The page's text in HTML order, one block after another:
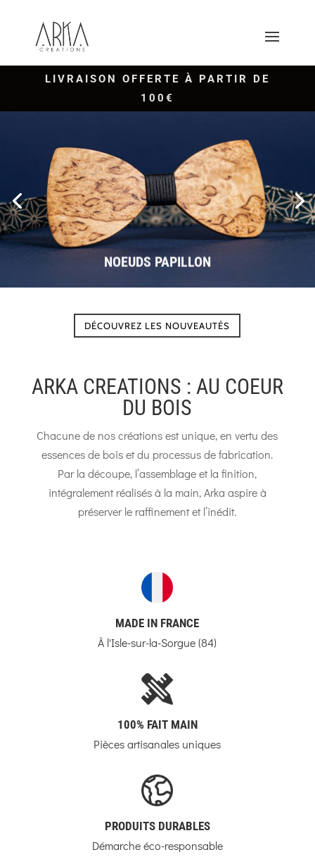
LIVRAISON OFFERTE À PARTIR DE
100€
NOEUDS PAPILLON
DÉCOUVREZ LES NOUVEAUTÉS
ARKA CREATIONS : AU COEUR
DU BOIS
Chacune de nos créations est unique, en vertu des
essences de bois et du processus de fabrication.
Par la découpe, l’assemblage et la finition,
intégralement réalisés à la main, Arka aspire à
préserver le raffinement et l’inédit.
MADE IN FRANCE
À l'Isle-sur-la-Sorgue (84)
100% FAIT MAIN
Pièces artisanales uniques
PRODUITS DURABLES
Démarche éco-responsable